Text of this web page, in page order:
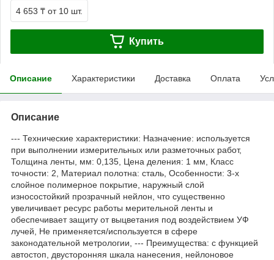
4 653 ₸ от 10 шт.
Купить
Описание Характеристики Доставка Оплата
Описание
--- Технические характеристики: Назначение: используется
при выполнении измерительных или разметочных работ,
Толщина ленты, мм: 0,135, Цена деления: 1 мм, Класс
точности: 2, Материал полотна: сталь, Особенности: 3-х
слойное полимерное покрытие, наружный слой
износостойкий прозрачный нейлон, что существенно
увеличивает ресурс работы мерительной ленты и
обеспечивает защиту от выцветания под воздействием УФ
лучей, Не применяется/используется в сфере
законодательной метрологии, --- Преимущества: с функцией
автостоп, двусторонняя шкала нанесения, нейлоновое